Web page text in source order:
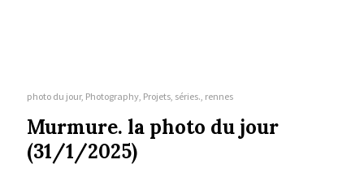
photo du jour, Photography, Projets, séries., rennes
Murmure. la photo du jour
(31/1/2025)